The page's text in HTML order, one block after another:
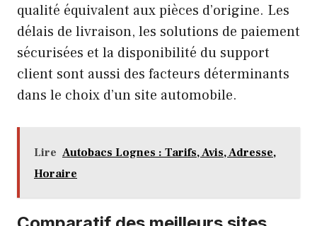
qualité équivalent aux pièces d’origine. Les
délais de livraison, les solutions de paiement
sécurisées et la disponibilité du support
client sont aussi des facteurs déterminants
dans le choix d’un site automobile.
Lire Autobacs Lognes : Tarifs, Avis, Adresse,
Horaire